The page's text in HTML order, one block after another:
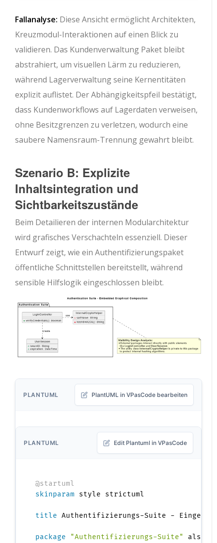
Fallanalyse: Diese Ansicht ermöglicht Architekten,
Kreuzmodul-Interaktionen auf einen Blick zu
validieren. Das Kundenverwaltung Paket bleibt
abstrahiert, um visuellen Lärm zu reduzieren,
während Lagerverwaltungseine Kernentitäten
explizit auflistet. Der Abhängigkeitspfeil bestätigt,
dass Kundenworkflows auf Lagerdaten verweisen,
ohne Besitzgrenzen zu verletzen, wodurch eine
saubere Namensraum-Trennung gewahrt bleibt.
Szenario B: Explizite
Inhaltsintegration und
Sichtbarkeitszustände
Beim Detailieren der internen Modularchitektur
wird grafisches Verschachteln essenziell. Dieser
Entwurf zeigt, wie ein Authentifizierungspaket
öffentliche Schnittstellen bereitstellt, während
sensible Hilfslogik eingeschlossen bleibt.
PLANTUML PlantUML in VPasCode bearbeiten
PLANTUML Edit Plantuml in VPasCode
@startuml
skinparam style strictuml
title Authentifizierungs-Suite -
package "Authentifizierungs-Suite" als